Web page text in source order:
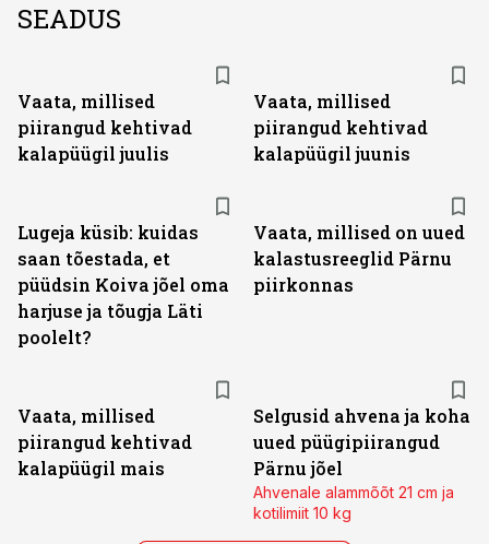
SEADUS
Vaata, millised
piirangud kehtivad
kalapüügil juulis
Vaata, millised
piirangud kehtivad
kalapüügil juunis
Lugeja küsib: kuidas
saan tõestada, et
püüdsin Koiva jõel oma
harjuse ja tõugja Läti
poolelt?
Vaata, millised on uued
kalastusreeglid Pärnu
piirkonnas
Vaata, millised
piirangud kehtivad
kalapüügil mais
Selgusid ahvena ja koha
uued püügipiirangud
Pärnu jõel
Ahvenale alammõõt 21 cm ja
kotilimiit 10 kg